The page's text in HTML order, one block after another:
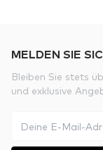
MELDEN SIE
Bleiben Sie stets
und exklusive